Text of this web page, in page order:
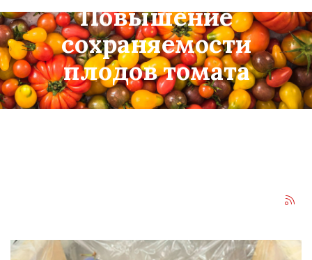
Повышение
сохраняемости
плодов томата